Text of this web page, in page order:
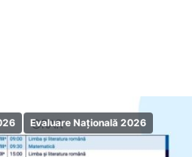
Evaluare Națională 2026